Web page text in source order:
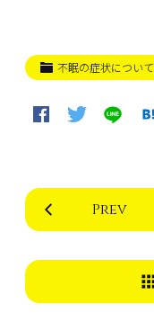
不眠の症状について
Prev